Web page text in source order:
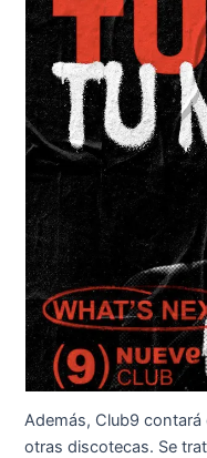
Además, Club9
otras discotecas. Se